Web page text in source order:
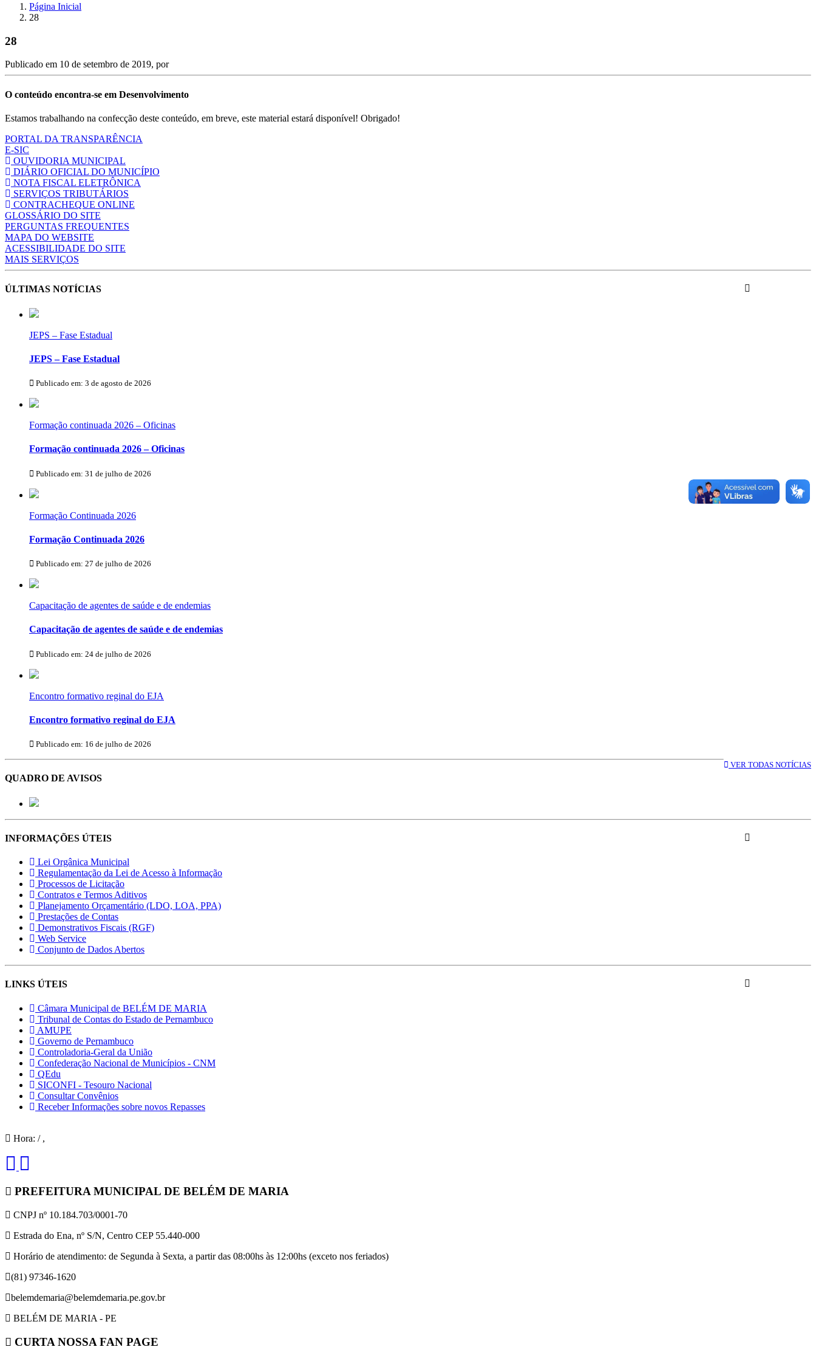
Página Inicial
28
28
Publicado em 10 de setembro de 2019, por
O conteúdo encontra-se em Desenvolvimento
Estamos trabalhando na confecção deste conteúdo, em breve, este material estará disponível! Obrigado!
PORTAL DA TRANSPARÊNCIA
E-SIC
OUVIDORIA MUNICIPAL
DIÁRIO OFICIAL DO MUNICÍPIO
NOTA FISCAL ELETRÔNICA
SERVIÇOS TRIBUTÁRIOS
CONTRACHEQUE ONLINE
GLOSSÁRIO DO SITE
PERGUNTAS FREQUENTES
MAPA DO WEBSITE
ACESSIBILIDADE DO SITE
MAIS SERVIÇOS
ÚLTIMAS NOTÍCIAS
JEPS – Fase Estadual
JEPS – Fase Estadual
Publicado em: 3 de agosto de 2026
Formação continuada 2026 – Oficinas
Formação continuada 2026 – Oficinas
Publicado em: 31 de julho de 2026
Formação Continuada 2026
Formação Continuada 2026
Publicado em: 27 de julho de 2026
Capacitação de agentes de saúde e de endemias
Capacitação de agentes de saúde e de endemias
Publicado em: 24 de julho de 2026
Encontro formativo reginal do EJA
Encontro formativo reginal do EJA
Publicado em: 16 de julho de 2026
VER TODAS NOTÍCIAS
QUADRO DE AVISOS
INFORMAÇÕES ÚTEIS
Lei Orgânica Municipal
Regulamentação da Lei de Acesso à Informação
Processos de Licitação
Contratos e Termos Aditivos
Planejamento Orçamentário (LDO, LOA, PPA)
Prestações de Contas
Demonstrativos Fiscais (RGF)
Web Service
Conjunto de Dados Abertos
LINKS ÚTEIS
Câmara Municipal de BELÉM DE MARIA
Tribunal de Contas do Estado de Pernambuco
AMUPE
Governo de Pernambuco
Controladoria-Geral da União
Confederação Nacional de Municípios - CNM
QEdu
SICONFI - Tesouro Nacional
Consultar Convênios
Receber Informações sobre novos Repasses
Hora: / ,
PREFEITURA MUNICIPAL DE BELÉM DE MARIA
CNPJ nº 10.184.703/0001-70
Estrada do Ena, nº S/N, Centro CEP 55.440-000
Horário de atendimento: de Segunda à Sexta, a partir das 08:00hs às 12:00hs (exceto nos feriados)
(81) 97346-1620
belemdemaria@belemdemaria.pe.gov.br
BELÉM DE MARIA - PE
CURTA NOSSA FAN PAGE